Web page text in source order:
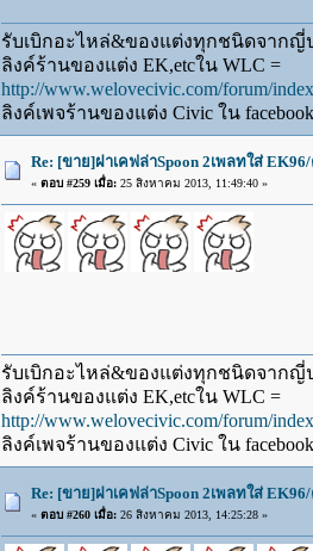
รับเบิกอะไหล่&ของแต่งทุกชนิดจากญี่
ลิงค์ร้านของแต่ง EK,etcใน WLC =
http://www.welovecivic.com/forum/
ลิงค์เพจร้านของแต่ง Civic ใน
Re: [ขาย]ฝาเคฟล่าSpoon 2เพลทใส่
« ตอบ #259 เมื่อ:25 สิงหาคม 2013, 11:49:40 »
รับเบิกอะไหล่&ของแต่งทุกชนิดจากญี่
ลิงค์ร้านของแต่ง EK,etcใน WLC =
http://www.welovecivic.com/forum/
ลิงค์เพจร้านของแต่ง Civic ใน
Re: [ขาย]ฝาเคฟล่าSpoon 2เพลทใส่
« ตอบ #260 เมื่อ:26 สิงหาคม 2013, 14:25:28 »